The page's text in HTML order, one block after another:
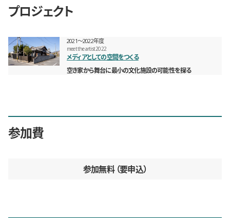
プロジェクト
2021〜2022年度
meet the artist 2022
メディアとしての空間をつくる
空き家から舞台に最小の文化施設の可能性を探る
参加費
参加無料 要申込